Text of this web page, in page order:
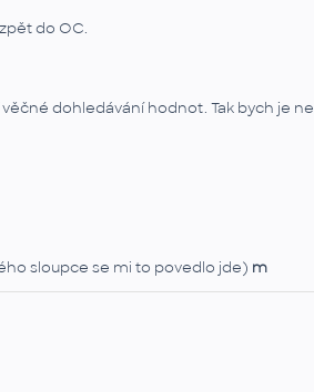
do OC.
dohledávání hodnot. Tak bych je
sloupce se mi to povedlo jde) m